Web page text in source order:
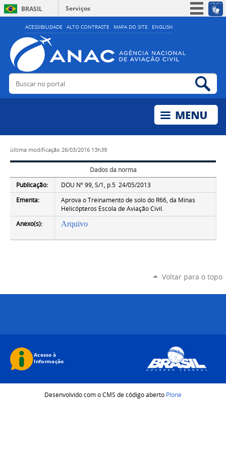
ACESSIBILIDADE ALTO CONTRASTE MAPA DO SITE ENGLISH
BRASIL
Serviços
Simplifique!
Acesso à informação
Legislação
Buscar no portal
última modificação 26/03/2016 13h39
Dados da norma
Publicação:
DOU Nº 99, S/1, p.5 24/05/2013
Ementa:
Aprova o Treinamento de solo do R66, da Minas
Helicópteros Escola de Aviação Civil.
Anexo(s):
Arquivo
Voltar para o topo
Desenvolvido com o CMS de código aberto Plone